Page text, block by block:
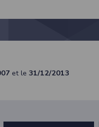
et le 31/12/2013
de la finalité des cookies.